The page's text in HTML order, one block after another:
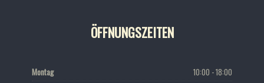
ÖFFNUNGSZEITEN
Montag
10:00 - 18:00